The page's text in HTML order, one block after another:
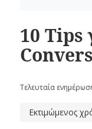
10 Tips
Τελευταία
Εκτιμώμενος